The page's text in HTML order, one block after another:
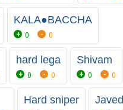
KALA●BACCHA
0 0
hard lega
0 0
Shivam
0 0
Hard sniper Javed